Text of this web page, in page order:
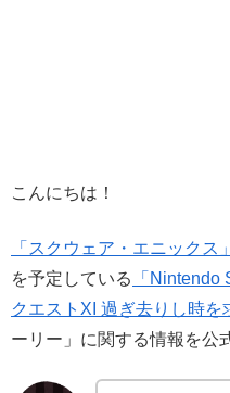
こんにちは！
「スクウェア・エニックス」
を予定している
「Nintendo
クエストXI 過ぎ去りし時を
ーリー」に関する情報を公